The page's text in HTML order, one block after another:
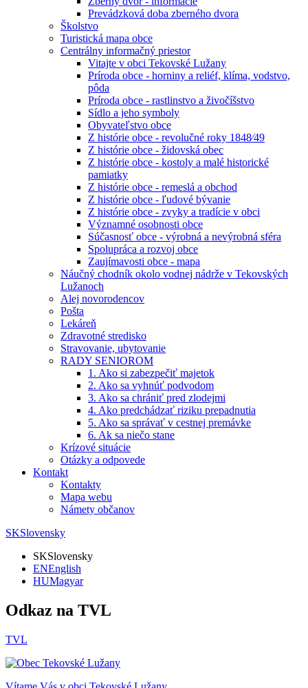
Prevádzková doba zberného dvora
Školstvo
Turistická mapa obce
Centrálny informačný priestor
Vitajte v obci Tekovské Lužany
Príroda obce - horniny a reliéf, klíma, vodstvo,
pôda
Príroda obce - rastlinstvo a živočíšstvo
Sídlo a jeho symboly
Obyvateľstvo obce
Z histórie obce - revolučné roky 1848⁄49
Z histórie obce - židovská obec
Z histórie obce - kostoly a malé historické
pamiatky
Z histórie obce - remeslá a obchod
Z histórie obce - ľudové bývanie
Z histórie obce - zvyky a tradície v obci
Významné osobnosti obce
Súčasnosť obce - výrobná a nevýrobná sféra
Spolupráca a rozvoj obce
Zaujímavosti obce - mapa
Náučný chodník okolo vodnej nádrže v Tekovských
Lužanoch
Alej novorodencov
Pošta
Lekáreň
Zdravotné stredisko
Stravovanie, ubytovanie
RADY SENIOROM
1. Ako si zabezpečiť majetok
2. Ako sa vyhnúť podvodom
3. Ako sa chrániť pred zlodejmi
4. Ako predchádzať riziku prepadnutia
5. Ako sa správať v cestnej premávke
6. Ak sa niečo stane
Krízové situácie
Otázky a odpovede
Kontakt
Kontakty
Mapa webu
Námety občanov
SKSlovensky
SKSlovensky
ENEnglish
HUMagyar
Odkaz na TVL
TVL